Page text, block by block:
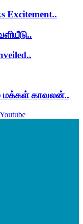
Excitement..
மக்கள் காவலன்..
Youtube